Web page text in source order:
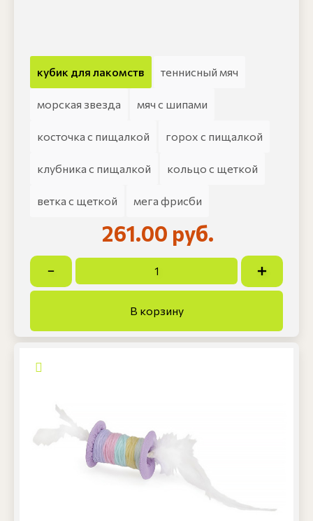
кубик для лакомств теннисный мяч
морская звезда мяч с шипами
косточка с пищалкой горох с пищалкой
клубника с пищалкой кольцо с щеткой
ветка с щеткой мега фрисби
261.00 руб.